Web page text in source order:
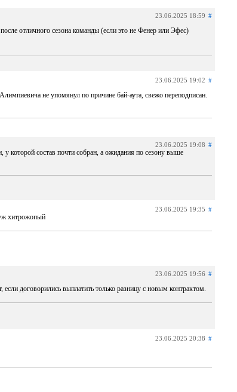
23.06.2025 18:59 #
отличного сезона команды (если это не Фенер или Эфес)
23.06.2025 19:02 #
не упомянул по причине бай-аута, свежо переподписан.
23.06.2025 19:08 #
которой состав почти собран, а ожидания по сезону выше
23.06.2025 19:35 #
хитрожопый
23.06.2025 19:56 #
договорились выплатить только разницу с новым контрактом.
23.06.2025 20:38 #